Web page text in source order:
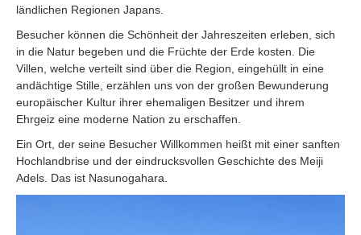
ländlichen Regionen Japans.
Besucher können die Schönheit der Jahreszeiten erleben, sich
in die Natur begeben und die Früchte der Erde kosten. Die
Villen, welche verteilt sind über die Region, eingehüllt in eine
andächtige Stille, erzählen uns von der großen Bewunderung
europäischer Kultur ihrer ehemaligen Besitzer und ihrem
Ehrgeiz eine moderne Nation zu erschaffen.
Ein Ort, der seine Besucher Willkommen heißt mit einer sanften
Hochlandbrise und der eindrucksvollen Geschichte des Meiji
Adels. Das ist Nasunogahara.